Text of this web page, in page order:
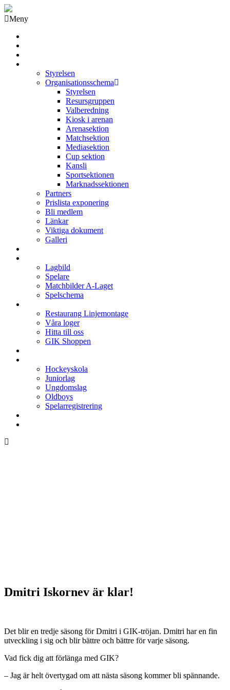
Meny
Styrelsen
Organisationsschema
Styrelsen
Resursgruppen
Valberedning
Kiosk i arenan
Arenasektion
Matchsektion
Mediasektion
Cup sektion
Kansli
Sportsektionen
Marknadssektionen
Partners
Prislista exponering
Bli medlem
Länkar
Viktiga dokument
Galleri
Lagbild
Spelare
Matchbilder A-Laget
Spelschema
Restaurang Linjemontage
Våra loger
Hitta till oss
GIK Shoppen
Hockeyskola
Juniorlag
Ungdomslag
Oldboys
Spelarregistrering
Dmitri Iskornev är klar!
Det blir en tredje säsong för Dmitri i GIK-tröjan. Dmitri har en fin
utveckling i sig och blir bättre och bättre för varje säsong.
Vad fick dig att förlänga med GIK?
– Jag är helt övertygad om att nästa säsong kommer bli spännande.